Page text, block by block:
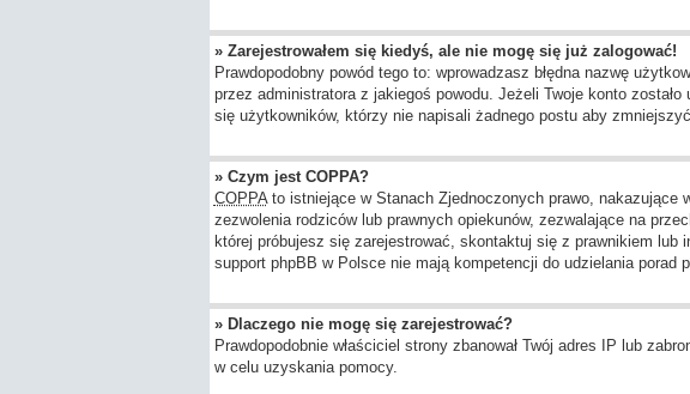
» Zarejestrowałem się kiedyś, ale nie mogę się już zalogować!
Prawdopodobny powód tego to: wprowadzasz błędna nazwę
przez administratora z jakiegoś powodu. Jeżeli Twoje konto
się użytkowników, którzy nie napisali żadnego postu aby
» Czym jest COPPA?
COPPAto istniejące w Stanach Zjednoczonych prawo, nakazujące
zezwolenia rodziców lub prawnych opiekunów, zezwalające na
której próbujesz się zarejestrować, skontaktuj się z prawnikiem
support phpBB w Polsce nie mają kompetencji do udzielania porad
» Dlaczego nie mogę się zarejestrować?
Prawdopodobnie właściciel strony zbanował Twój adres IP lub
w celu uzyskania pomocy.